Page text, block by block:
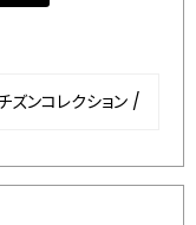
ズンコレクション /